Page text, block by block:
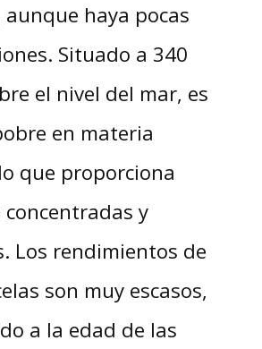
haya pocas
Situado a 340
el nivel del mar, es
en materia
que proporciona
concentradas y
Los rendimientos de
son muy escasos,
a la edad de las